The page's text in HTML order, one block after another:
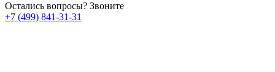
Остались вопросы? Звоните
+7 (499) 841-31-31